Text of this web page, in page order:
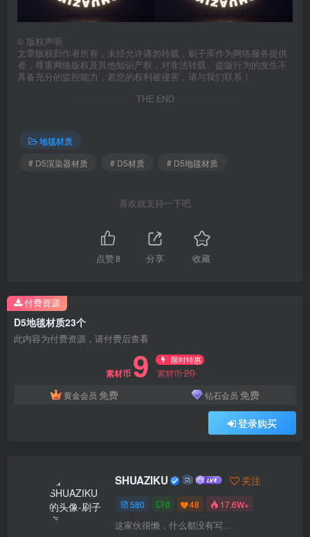
© 版权声明
文章版权归作者所有，未经允许请勿转载，刷子库作为网络服务提供
者，尊重网络版权及其他知识产权，对非法转载、盗版行为的发生不
具备充分的监控能力，若您的权利被侵害，请与我们联系！
THE END
地毯材质
# D5渲染器材质
# D5材质 # D5地毯材质
喜欢就支持一下吧
点赞8 分享 收藏
D5地毯材质23个
此内容为付费资源，请付费后查看
素材币 9 限时特惠
素材币20
黄金会员 免费 钻石会员 免费
登录购买
付费资源
SHUAZIKU 关注
580 0 48 17.6W+
这家伙很懒，什么都没有写...